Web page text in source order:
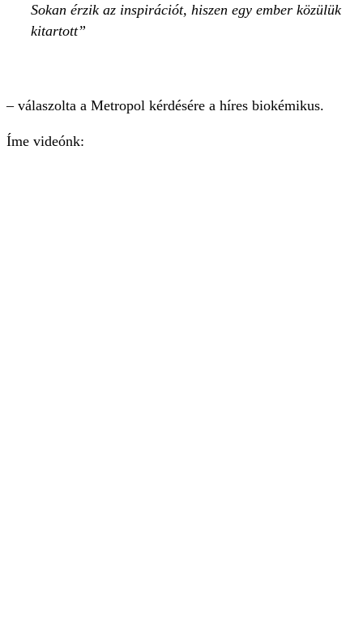
Sokan érzik az inspirációt, hiszen egy ember közülük
kitartott
– válaszolta a Metropol kérdésére a híres biokémikus.
Íme videónk: